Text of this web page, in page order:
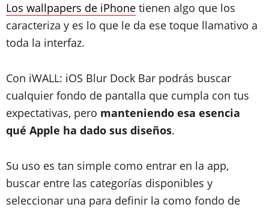
Los wallpapers de iPhone tienen algo que los
caracteriza y es lo que le da ese toque llamativo a
toda la interfaz.
Con iWALL: iOS Blur Dock Bar podrás buscar
cualquier fondo de pantalla que cumpla con tus
expectativas, pero manteniendo esa esencia
qué Apple ha dado sus diseños.
Su uso es tan simple como entrar en la app,
buscar entre las categorías disponibles y
seleccionar una para definir la como fondo de